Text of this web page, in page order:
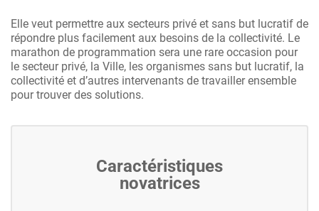
Elle veut permettre aux secteurs privé et sans but lucratif de
répondre plus facilement aux besoins de la collectivité. Le
marathon de programmation sera une rare occasion pour
le secteur privé, la Ville, les organismes sans but lucratif, la
collectivité et d’autres intervenants de travailler ensemble
pour trouver des solutions.
Caractéristiques
novatrices